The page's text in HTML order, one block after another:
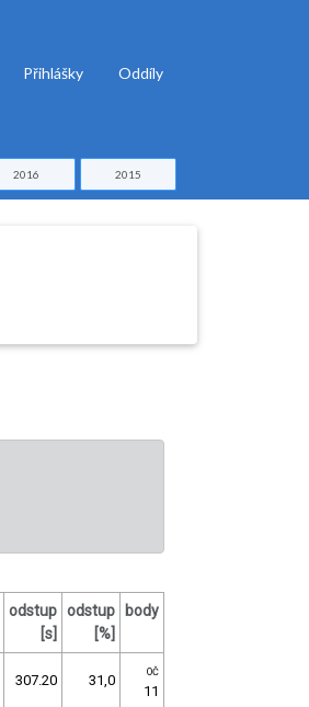
Přihlášky Oddíly
2016 2015
odstup
[s]
odstup
[%]
body
307.20 31,0 OČ
11